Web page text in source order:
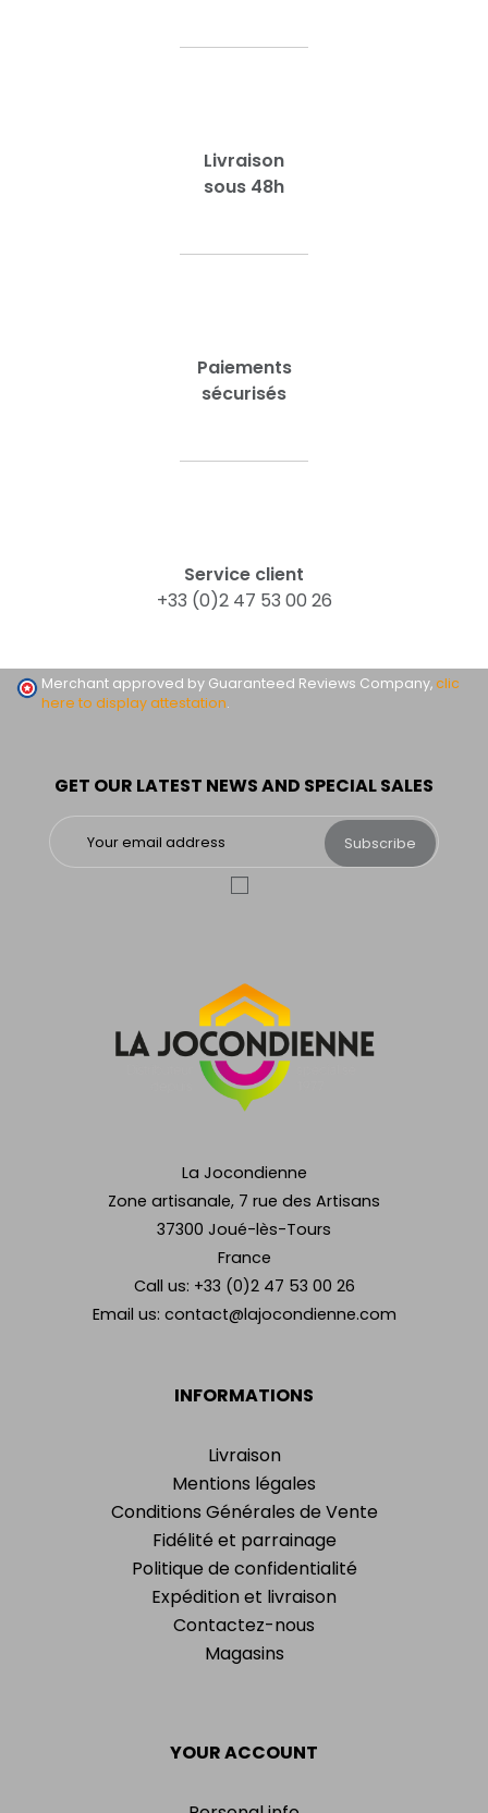
Livraison
sous 48h
Paiements
sécurisés
Service client
+33 (0)2 47 53 00 26
INFORMATIONS
Livraison
Mentions légales
Conditions Générales de Vente
Fidélité et parrainage
Politique de confidentialité
Expédition et livraison
Contactez-nous
Magasins
YOUR ACCOUNT
La Jocondienne
Zone artisanale, 7 rue des Artisans
37300 Joué-lès-Tours
France
Call us: +33 (0)2 47 53 00 26
Email us: contact@lajocondienne.com
GET OUR LATEST NEWS AND SPECIAL SALES
Subscribe
Merchant approved by Guaranteed Reviews Company,clic
here to display attestation.